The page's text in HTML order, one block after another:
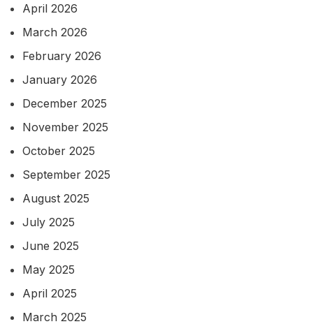
April 2026
March 2026
February 2026
January 2026
December 2025
November 2025
October 2025
September 2025
August 2025
July 2025
June 2025
May 2025
April 2025
March 2025